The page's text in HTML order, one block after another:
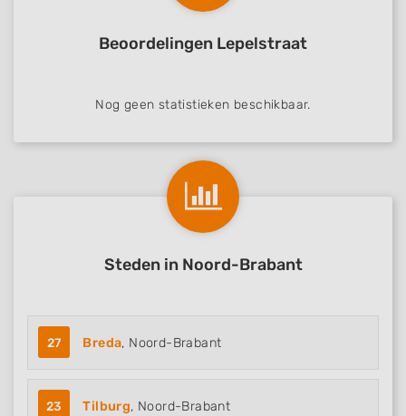
Beoordelingen Lepelstraat
Nog geen statistieken beschikbaar.
Steden in Noord-Brabant
27 Breda, Noord-Brabant
23 Tilburg, Noord-Brabant